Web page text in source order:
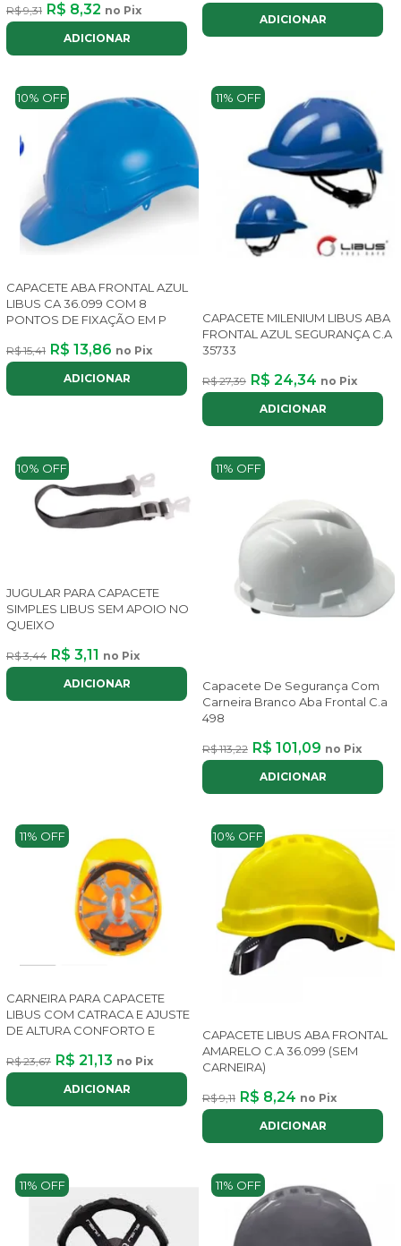
R$ 9,31 R$ 8,32 no Pix
ADICIONAR
ADICIONAR
10% OFF
CAPACETE ABA FRONTAL AZUL
LIBUS CA 36.099 COM 8
PONTOS DE FIXAÇÃO EM P
R$ 15,41 R$ 13,86 no Pix
ADICIONAR
11% OFF
CAPACETE MILENIUM LIBUS ABA
FRONTAL AZUL SEGURANÇA C.A
35733
R$ 27,39 R$ 24,34 no Pix
ADICIONAR
10% OFF
JUGULAR PARA CAPACETE
SIMPLES LIBUS SEM APOIO NO
QUEIXO
R$ 3,44 R$ 3,11 no Pix
ADICIONAR
11% OFF
Capacete De Segurança Com
Carneira Branco Aba Frontal C.a
498
R$ 113,22 R$ 101,09 no Pix
ADICIONAR
11% OFF
CARNEIRA PARA CAPACETE
LIBUS COM CATRACA E AJUSTE
DE ALTURA CONFORTO E
R$ 23,67 R$ 21,13 no Pix
ADICIONAR
10% OFF
CAPACETE LIBUS ABA FRONTAL
AMARELO C.A 36.099 (SEM
CARNEIRA)
R$ 9,11 R$ 8,24 no Pix
ADICIONAR
11% OFF 11% OFF